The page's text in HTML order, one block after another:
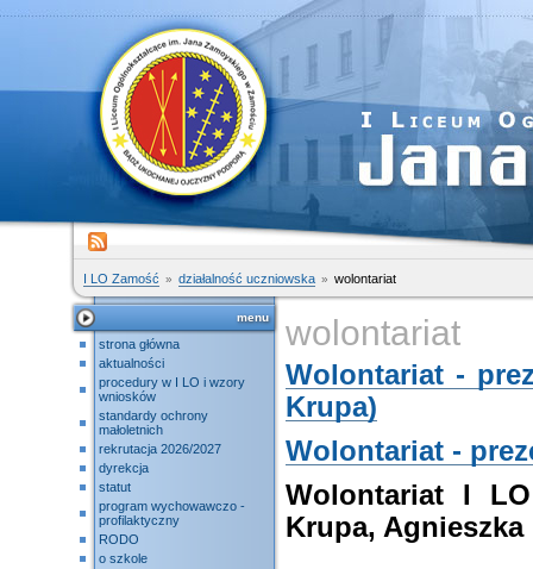
I LO Zamość działalność uczniowska wolontariat
wolontariat
Wolontariat -
Krupa)
Wolontariat -
Wolontariat I
Krupa, Agnieszka
menu
strona główna
aktualności
procedury w I LO i wzory
wniosków
standardy ochrony
małoletnich
rekrutacja 2026/2027
dyrekcja
statut
program wychowawczo -
profilaktyczny
RODO
o szkole